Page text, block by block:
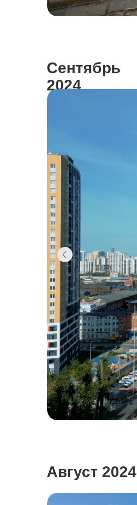
Сентябрь
2024
Август 2024